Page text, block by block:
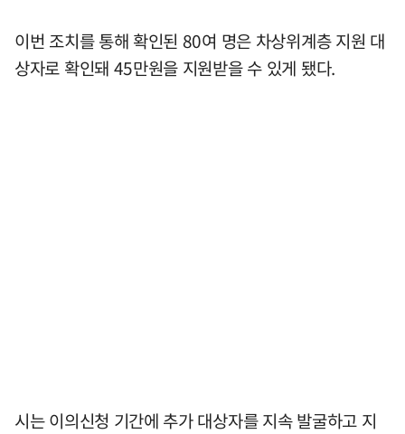
이번 조치를 통해 확인된 80여 명은 차상위계층 지원 대
상자로 확인돼 45만원을 지원받을 수 있게 됐다.
시는 이의신청 기간에 추가 대상자를 지속 발굴하고 지